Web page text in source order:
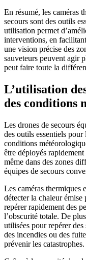
En résumé, les caméras
secours sont des outils
utilisation permet
interventions, en
une vision précise des
sauveteurs peuvent agir
peut faire toute la
L’utilisation
des conditions
Les drones de secours
des outils essentiels pour
conditions
être déployés
même dans des zones
équipes de secours
Les caméras thermiques
détecter la chaleur
repérer rapidement des
l’obscurité totale. De
utilisées pour repérer
des incendies ou des
prévenir les catastrophes.